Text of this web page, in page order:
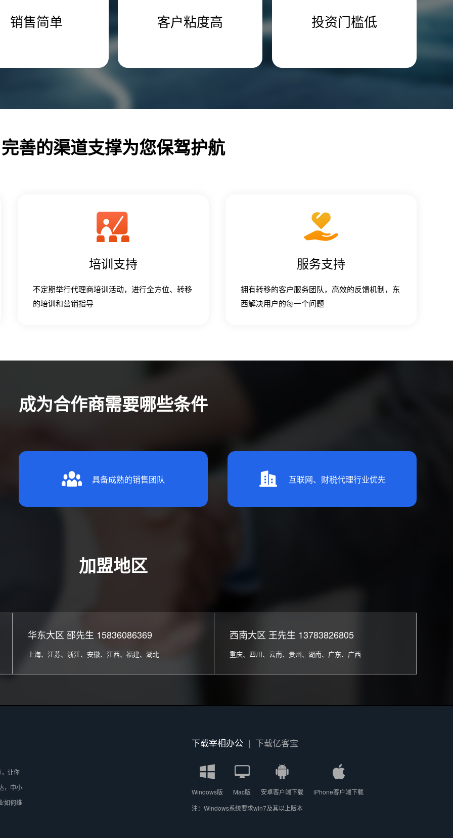
销售简单 客户粘度高 投资门槛低
完善的渠道支撑为您保驾护航
培训支持
不定期举行代理商培训活动，进行全方位、转移
的培训和营销指导
服务支持
拥有转移的客户服务团队，高效的反馈机制，东
西解决用户的每一个问题
成为合作商需要哪些条件
具备成熟的销售团队 互联网、财税代理行业优先
加盟地区
华东大区 邵先生 15836086369
上海、江苏、浙江、安徽、江西、福建、湖北
西南大区 王先生 13783826805
重庆、四川、云南、贵州、湖南、广东、广西
，让你
，中小
如何维
下载宰相办公 | 下载亿客宝
Windows版 Mac版 安卓客户端下载
iPhone客户端下载
注：Windows系统要求win7及其以上版本